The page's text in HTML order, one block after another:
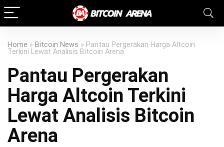
Home » Bitcoin News » Pantau Pergerakan Harga Altcoin
Terkini Lewat Analisis Bitcoin Arena
Pantau Pergerakan
Harga Altcoin Terkini
Lewat Analisis Bitcoin
Arena